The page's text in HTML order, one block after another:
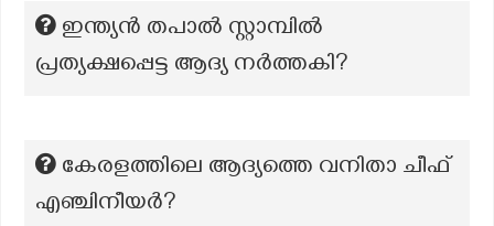
ഇന്ത്യൻ തപാൽ സ്റ്റാമ്പിൽ
പ്രത്യക്ഷപ്പെട്ട ആദ്യ നർത്തകി?
കേരളത്തിലെ ആദ്യത്തെ വനിതാ ചീഫ്
എഞ്ചിനീയർ?